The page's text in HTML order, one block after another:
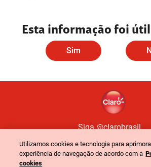
Esta informação foi
Sim
Siga @clarobrasil
Utilizamos cookies e tecnologia para
experiência de navegação de acordo com a
cookies